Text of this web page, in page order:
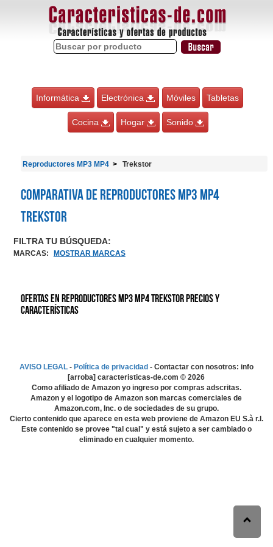
Informática Electrónica Móviles Tabletas
Cocina Hogar Sonido
Reproductores MP3 MP4 Trekstor
Comparativa de Reproductores MP3 MP4
Trekstor
FILTRA TU BÚSQUEDA:
MARCAS: MOSTRAR MARCAS
Ofertas en Reproductores MP3 MP4 Trekstor precios y
características
AVISO LEGAL- Política de privacidad - Contactar con nosotros: info
[arroba] caracteristicas-de.com ©2026
Como afiliado de Amazon yo ingreso por compras adscritas.
Amazon y el logotipo de Amazon son marcas comerciales de
Amazon.com, Inc. o de sociedades de su grupo.
Cierto contenido que aparece en esta web proviene de Amazon EU S.à r.l.
Este contenido se provee "tal cual" y está sujeto a ser cambiado o
eliminado en cualquier momento.